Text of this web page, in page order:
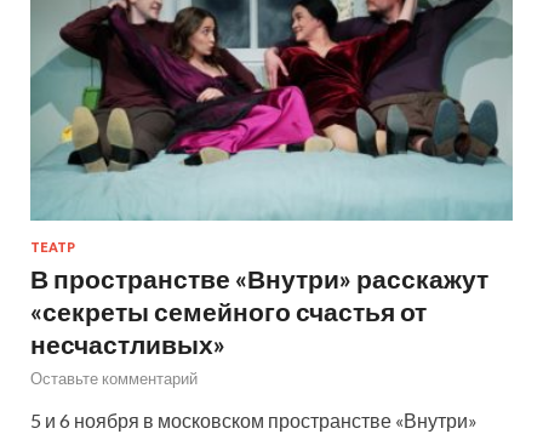
ТЕАТР
В пространстве «Внутри» расскажут
«секреты семейного счастья от
несчастливых»
Оставьте комментарий
5 и 6 ноября в московском пространстве «Внутри»